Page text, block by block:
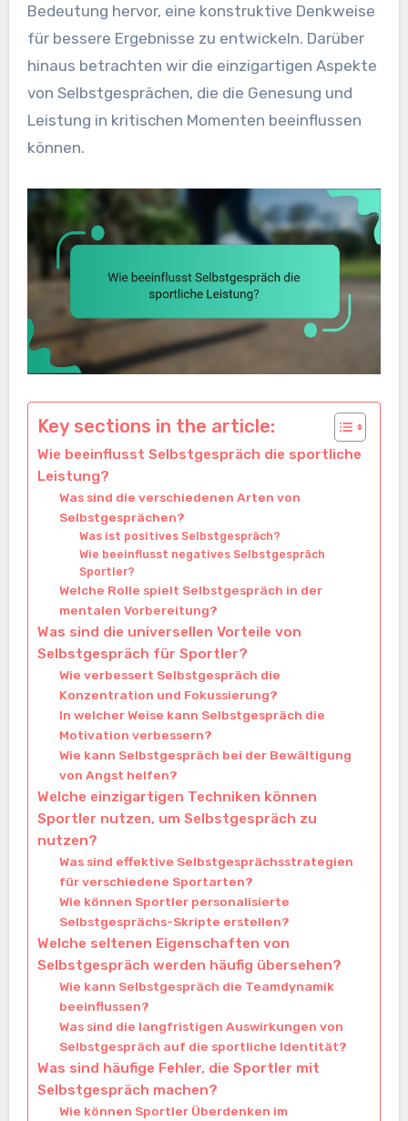
Bedeutung hervor, eine konstruktive Denkweise
für bessere Ergebnisse zu entwickeln. Darüber
hinaus betrachten wir die einzigartigen Aspekte
von Selbstgesprächen, die die Genesung und
Leistung in kritischen Momenten beeinflussen
können.
Key sections in the article:
Wie beeinflusst Selbstgespräch die sportliche
Leistung?
Was sind die verschiedenen Arten von
Selbstgesprächen?
Was ist positives Selbstgespräch?
Wie beeinflusst negatives Selbstgespräch
Sportler?
Welche Rolle spielt Selbstgespräch in der
mentalen Vorbereitung?
Was sind die universellen Vorteile von
Selbstgespräch für Sportler?
Wie verbessert Selbstgespräch die
Konzentration und Fokussierung?
In welcher Weise kann Selbstgespräch die
Motivation verbessern?
Wie kann Selbstgespräch bei der Bewältigung
von Angst helfen?
Welche einzigartigen Techniken können
Sportler nutzen, um Selbstgespräch zu
nutzen?
Was sind effektive Selbstgesprächsstrategien
für verschiedene Sportarten?
Wie können Sportler personalisierte
Selbstgesprächs-Skripte erstellen?
Welche seltenen Eigenschaften von
Selbstgespräch werden häufig übersehen?
Wie kann Selbstgespräch die Teamdynamik
beeinflussen?
Was sind die langfristigen Auswirkungen von
Selbstgespräch auf die sportliche Identität?
Was sind häufige Fehler, die Sportler mit
Selbstgespräch machen?
Wie können Sportler Überdenken im